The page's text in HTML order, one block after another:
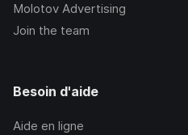
Molotov Advertising
Join the team
Besoin d'aide
Aide en ligne